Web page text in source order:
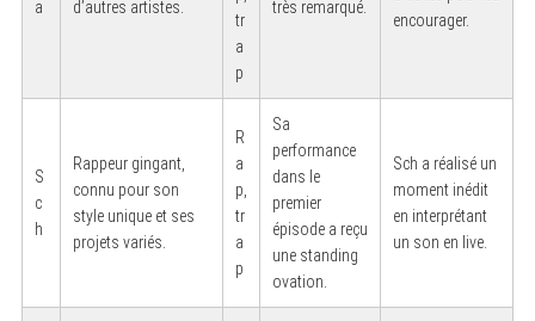
a
d’autres artistes.
tr
a
p
très remarqué.
encourager.
S
c
h
Rappeur gingant,
connu pour son
style unique et ses
projets variés.
R
a
p,
tr
a
p
Sa
performance
dans le
premier
épisode a reçu
une standing
ovation.
Sch a réalisé un
moment inédit
en interprétant
un son en live.